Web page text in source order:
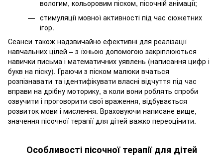
вологим, кольоровим піском, пісочній анімації;
стимуляції мовної активності під час сюжетних
ігор.
Сеанси також надзвичайно ефективні для реалізації
навчальних цілей – з їхньою допомогою закріплюються
навички письма і математичних уявлень (написання цифр і
букв на піску). Граючи з піском малюки вчаться
розпізнавати та ідентифікувати власні відчуття під час
вправи на дрібну моторику, а коли вони роблять спроби
озвучити і проговорити свої враження, відбувається
розвиток мови і мислення. Враховуючи написане вище,
значення пісочної терапії для дітей важко переоцінити.
Особливості пісочної терапії для дітей